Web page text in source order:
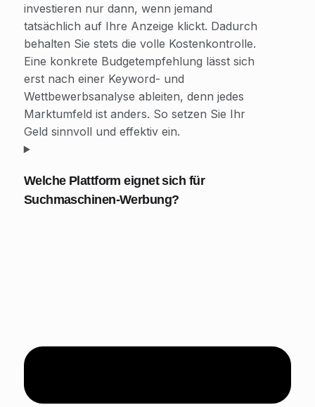
investieren nur dann, wenn jemand
tatsächlich auf Ihre Anzeige klickt. Dadurch
behalten Sie stets die volle Kostenkontrolle.
Eine konkrete Budgetempfehlung lässt sich
erst nach einer Keyword- und
Wettbewerbsanalyse ableiten, denn jedes
Marktumfeld ist anders. So setzen Sie Ihr
Geld sinnvoll und effektiv ein.
Welche Plattform eignet sich für
Suchmaschinen-Werbung?